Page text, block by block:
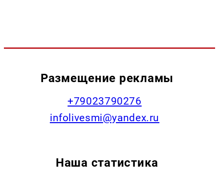
Размещение рекламы
+79023790276
infolivesmi@yandex.ru
Наша статистика